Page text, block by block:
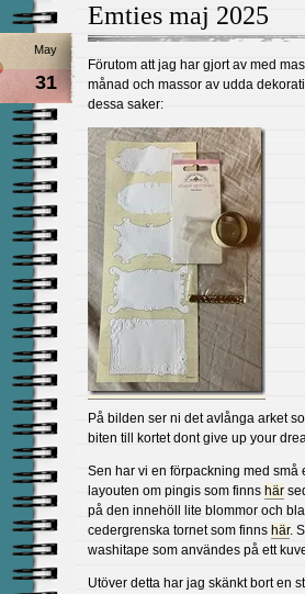
Emties maj 2025
May
31
Förutom att jag har gjort av med
månad och massor av udda
dessa saker:
På bilden ser ni det avlånga arket
biten till kortet dont give up your
Sen har vi en förpackning med
layouten om pingis som finns här
på den innehöll lite blommor och
cedergrenska tornet som finns här.
washitape som användes på ett
Utöver detta har jag skänkt bort en